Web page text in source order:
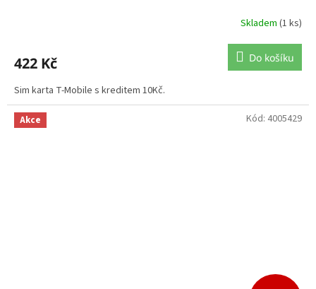
Skladem (1 ks)
422 Kč Do košíku
Sim karta T-Mobile s kreditem 10Kč.
Akce Kód: 4005429